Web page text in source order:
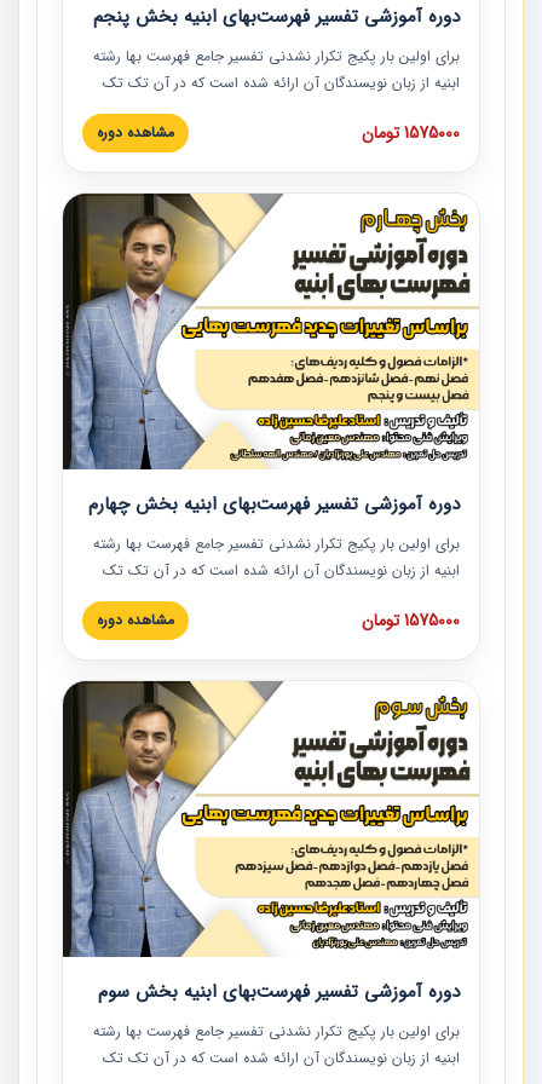
دوره آموزشی تفسیر فهرست‌بهای ابنیه بخش پنجم
برای اولین بار پکیج تکرار نشدنی تفسیر جامع فهرست بها رشته
ابنیه از زبان نویسندگان آن ارائه شده است که در آن تک تک
ردیف ها و مطالب فهرست بها تفسیر و ارائه شده است. این
دوره به صورت کامل تصویری بوده و به همراه تصاویر عملیات
دوره با کلام مهندس علیرضاحسین‌زاده مدیر پروژه مهندسی
مشاور در امر بازنگری فهرست بها رشته ابنیه ارائه شده و به تمام
همکارانی که در حوزه صنعت ساخت در حال فعالیت هستند حتما
توصیه می کنیم از مطالب این دوره استفاده نمایند.
1575000 تومان مشاهده دوره
دوره آموزشی تفسیر فهرست‌بهای ابنیه بخش چهارم
برای اولین بار پکیج تکرار نشدنی تفسیر جامع فهرست بها رشته
ابنیه از زبان نویسندگان آن ارائه شده است که در آن تک تک
ردیف ها و مطالب فهرست بها تفسیر و ارائه شده است. این
دوره به صورت کامل تصویری بوده و به همراه تصاویر عملیات
دوره با کلام مهندس علیرضاحسین‌زاده مدیر پروژه مهندسی
مشاور در امر بازنگری فهرست بها رشته ابنیه ارائه شده و به تمام
همکارانی که در حوزه صنعت ساخت در حال فعالیت هستند حتما
توصیه می کنیم از مطالب این دوره استفاده نمایند.
1575000 تومان مشاهده دوره
دوره آموزشی تفسیر فهرست‌بهای ابنیه بخش سوم
برای اولین بار پکیج تکرار نشدنی تفسیر جامع فهرست بها رشته
ابنیه از زبان نویسندگان آن ارائه شده است که در آن تک تک